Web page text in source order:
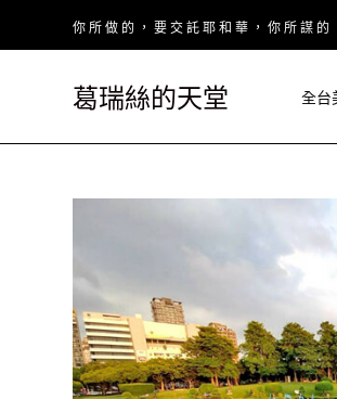
你 所 做 的 ， 要 交 託 耶 和 華 ， 你 所 謀 的
葛瑞絲的天堂 全台